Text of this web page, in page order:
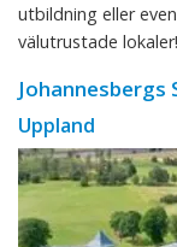
utbildning eller
välutrustade
Johannesbergs
Uppland